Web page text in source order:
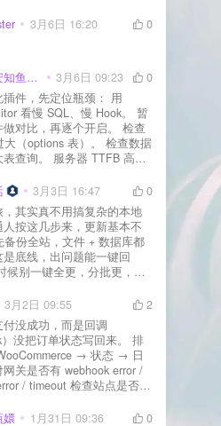
3月6日 16:20
0
子非鱼也安知鱼之乐 3月6日 09:23
0
件，先定位瓶颈： 用
看慢 SQL、慢 Hook。 暂
对比，再逐个开启。 检查
options 表）。 检查数据
务器 TTFB 高就
3月3日 16:47
0
其实真不用搞复杂的本地
按这几步来，更新基本不
底线，出问题能一键回
候别一键全更，分批更，先
去前台检查首页、文章
单这些关键位置。 最好再
回滚的插件，万一崩了，
先备份、分
、留退路，稳得很✅😎希望
3月2日 09:55
2
没成功，而是回调
没把订单状态写回来。 排
关是否有 webhook error /
检查站点是否被
嬛 1月31日 09:36
0